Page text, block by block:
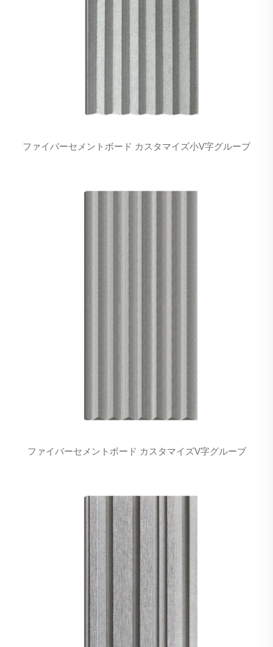
ファイバーセメントボード カスタマイズ小V字グルーブ
ファイバーセメントボード カスタマイズV字グルーブ